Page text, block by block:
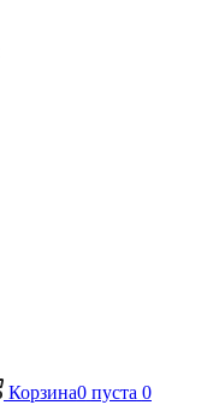
Корзина0 пуста 0